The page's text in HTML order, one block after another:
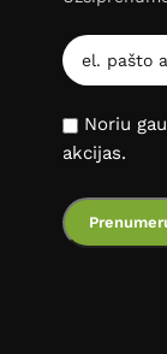
Noriu
akcijas.